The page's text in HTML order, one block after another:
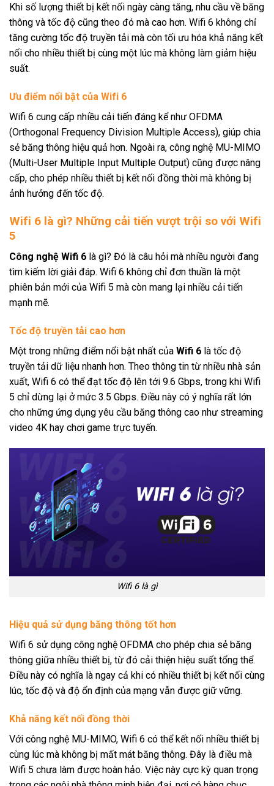
Khi số lượng thiết bị kết nối ngày càng tăng, nhu cầu về băng
thông và tốc độ cũng theo đó mà cao hơn. Wifi 6 không chỉ
tăng cường tốc độ truyền tải mà còn tối ưu hóa khả năng kết
nối cho nhiều thiết bị cùng một lúc mà không làm giảm hiệu
suất.
Ưu điểm nổi bật của Wifi 6
Wifi 6 cung cấp nhiều cải tiến đáng kể như OFDMA
(Orthogonal Frequency Division Multiple Access), giúp chia
sẻ băng thông hiệu quả hơn. Ngoài ra, công nghệ MU-MIMO
(Multi-User Multiple Input Multiple Output) cũng được nâng
cấp, cho phép nhiều thiết bị kết nối đồng thời mà không bị
ảnh hưởng đến tốc độ.
Wifi 6 là gì? Những cải tiến vượt trội so với Wifi
5
Công nghệ Wifi 6 là gì? Đó là câu hỏi mà nhiều người đang
tìm kiếm lời giải đáp. Wifi 6 không chỉ đơn thuần là một
phiên bản mới của Wifi 5 mà còn mang lại nhiều cải tiến
mạnh mẽ.
Tốc độ truyền tải cao hơn
Một trong những điểm nổi bật nhất của Wifi 6 là tốc độ
truyền tải dữ liệu nhanh hơn. Theo thông tin từ nhiều nhà sản
xuất, Wifi 6 có thể đạt tốc độ lên tới 9.6 Gbps, trong khi Wifi
5 chỉ dừng lại ở mức 3.5 Gbps. Điều này có ý nghĩa rất lớn
cho những ứng dụng yêu cầu băng thông cao như streaming
video 4K hay chơi game trực tuyến.
Wifi 6 là gì
Hiệu quả sử dụng băng thông tốt hơn
Wifi 6 sử dụng công nghệ OFDMA cho phép chia sẻ băng
thông giữa nhiều thiết bị, từ đó cải thiện hiệu suất tổng thể.
Điều này có nghĩa là ngay cả khi có nhiều thiết bị kết nối cùng
lúc, tốc độ và độ ổn định của mạng vẫn được giữ vững.
Khả năng kết nối đồng thời
Với công nghệ MU-MIMO, Wifi 6 có thể kết nối nhiều thiết bị
cùng lúc mà không bị mất mát băng thông. Đây là điều mà
Wifi 5 chưa làm được hoàn hảo. Việc này cực kỳ quan trọng